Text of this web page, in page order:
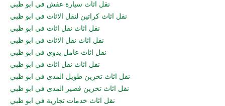
نقل اثاث سيارة عفش في ابو ظبي
نقل اثاث كراتين لنقل الاثاث في ابو ظبي
نقل اثاث نقل اثاث في ابو ظبي
نقل اثاث نقل الاثاث في ابو ظبي
نقل اثاث عامل يدوي في ابو ظبي
نقل اثاث نقل اثاث في ابو ظبي
نقل اثاث تخزين طويل المدى في ابو ظبي
نقل اثاث تخزين قصير المدى في ابو ظبي
نقل اثاث خدمات تجارية في ابو ظبي